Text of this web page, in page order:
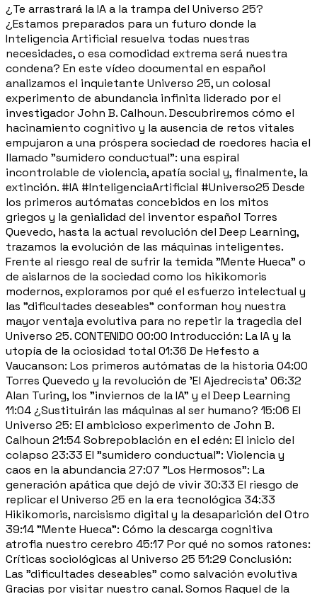
¿Te arrastrará la IA a la trampa del Universo 25?
¿Estamos preparados para un futuro donde la
Inteligencia Artificial resuelva todas nuestras
necesidades, o esa comodidad extrema será nuestra
condena? En este vídeo documental en español
analizamos el inquietante Universo 25, un colosal
experimento de abundancia infinita liderado por el
investigador John B. Calhoun. Descubriremos cómo el
hacinamiento cognitivo y la ausencia de retos vitales
empujaron a una próspera sociedad de roedores hacia el
llamado "sumidero conductual": una espiral
incontrolable de violencia, apatía social y, finalmente, la
extinción. #IA #InteligenciaArtificial #Universo25 Desde
los primeros autómatas concebidos en los mitos
griegos y la genialidad del inventor español Torres
Quevedo, hasta la actual revolución del Deep Learning,
trazamos la evolución de las máquinas inteligentes.
Frente al riesgo real de sufrir la temida "Mente Hueca" o
de aislarnos de la sociedad como los hikikomoris
modernos, exploramos por qué el esfuerzo intelectual y
las "dificultades deseables" conforman hoy nuestra
mayor ventaja evolutiva para no repetir la tragedia del
Universo 25. CONTENIDO 00:00 Introducción: La IA y la
utopía de la ociosidad total 01:36 De Hefesto a
Vaucanson: Los primeros autómatas de la historia 04:00
Torres Quevedo y la revolución de 'El Ajedrecista' 06:32
Alan Turing, los "inviernos de la IA" y el Deep Learning
11:04 ¿Sustituirán las máquinas al ser humano? 15:06 El
Universo 25: El ambicioso experimento de John B.
Calhoun 21:54 Sobrepoblación en el edén: El inicio del
colapso 23:33 El "sumidero conductual": Violencia y
caos en la abundancia 27:07 "Los Hermosos": La
generación apática que dejó de vivir 30:33 El riesgo de
replicar el Universo 25 en la era tecnológica 34:33
Hikikomoris, narcisismo digital y la desaparición del Otro
39:14 "Mente Hueca": Cómo la descarga cognitiva
atrofia nuestro cerebro 45:17 Por qué no somos ratones:
Críticas sociológicas al Universo 25 51:29 Conclusión:
Las "dificultades deseables" como salvación evolutiva
Gracias por visitar nuestro canal. Somos Raquel de la